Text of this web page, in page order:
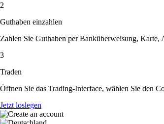
2
Guthaben einzahlen
Zahlen Sie Guthaben per Banküberweisung,
3
Traden
Öffnen Sie das Trading-Interface, wählen Sie den
Jetzt loslegen